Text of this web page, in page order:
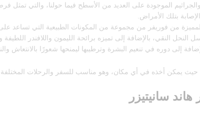
والجراثيم الموجودة على العديد من الأسطح فيما حولنا، والتي تمثل
بتلك الأمراض.
من فوريفر من مجموعة من المكونات الطبيعية التي تساعد
النحل النقي، بالإضافة إلى تميزه برائحة الليمون واللافندر
حيث يمكن أخذه في أي مكان، وهو مناسب للسفر والرحلات
سانيتيزر